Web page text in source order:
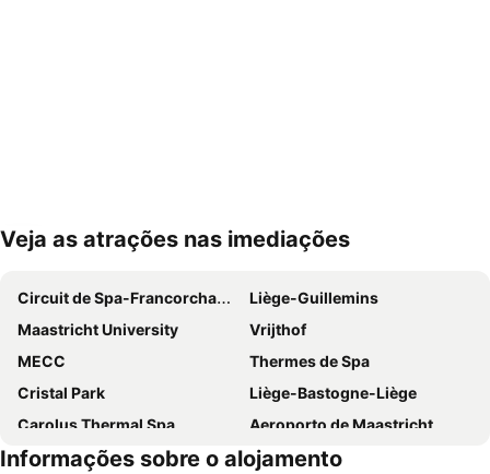
Ampliar mapa
Veja as atrações nas imediações
Circuit de Spa-Francorchamps
Liège-Guillemins
Maastricht University
Vrijthof
MECC
Thermes de Spa
Cristal Park
Liège-Bastogne-Liège
Carolus Thermal Spa
Aeroporto de Maastricht
Nationaal Park Hoge Kempen
Estação Ferroviária de Maastricht
Informações sobre o alojamento